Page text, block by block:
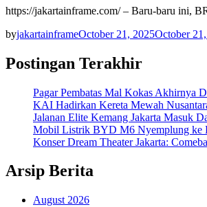
https://jakartainframe.com/ – Baru-baru ini,
byjakartainframeOctober 21, 2025October
Postingan Terakhir
Pagar Pembatas Mal Kokas Akhirnya
KAI Hadirkan Kereta Mewah
Jalanan Elite Kemang Jakarta Masuk
Mobil Listrik BYD M6 Nyemplung ke
Konser Dream Theater Jakarta:
Arsip Berita
August 2026